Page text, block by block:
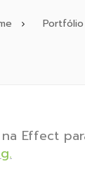
Portfólio
Effect